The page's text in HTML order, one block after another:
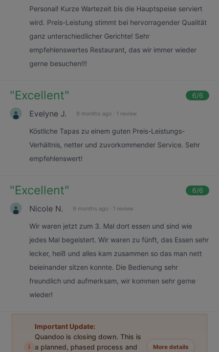
Personal! Kurze Wartezeit bis die Hauptspeise serviert
wird. Preis-Leistung stimmt bei hervorragender Qualität
ganz unterschiedlicher Gerichte! Sehr
empfehlenswertes Restaurant, das wir immer wieder
gerne besuchen!!!
"Excellent" 6/6
Evelyne J. 9 months ago · 1 review
Köstliche Tapas zu einem guten Preis-Leistungs-
Verhältnis, netter und zuvorkommender Service. Sehr
empfehlenswert!
"Excellent" 6/6
Nicole N. 9 months ago · 1 review
Wir waren jetzt zum 3. Mal dort essen und sind wie
jedes Mal begeistert. Wir waren zu fünft, das Essen sehr
lecker, heiß und alles kam zusammen so das man nett
beieinander sitzen konnte. Die Bedienung sehr
freundlich und aufmerksam, wir kommen sehr gerne
wieder!
i
Important Update:
Quandoo is closing down. This is
a planned, phased process and
More details